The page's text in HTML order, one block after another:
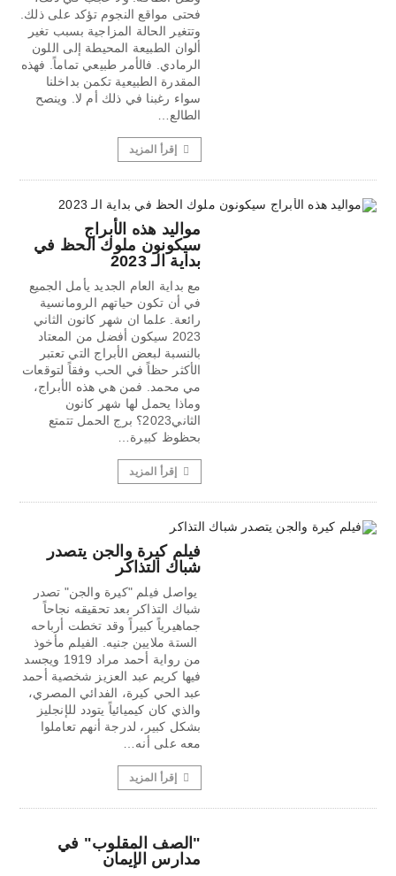
فحتى مواقع النجوم تؤكد على ذلك.
وتتغير الحالة المزاجية بسبب تغير
ألوان الطبيعة المحيطة إلى اللون
الرمادي. فالأمر طبيعي تماماً. فهذه
المقدرة الطبيعية تكمن بداخلنا
سواء رغبنا في ذلك أم لا. وينصح
الطالع…
إقرأ المزيد
مواليد هذه الأبراج
سيكونون ملوك الحظ في
بداية الـ 2023
مع بداية العام الجديد يأمل الجميع
في أن تكون حياتهم الرومانسية
رائعة. علما ان شهر كانون الثاني
2023 سيكون أفضل من المعتاد
بالنسبة لبعض الأبراج التي تعتبر
الأكثر حظاً في الحب وفقاً لتوقعات
مي محمد. فمن هي هذه الأبراج،
وماذا يحمل لها شهر كانون
الثاني2023؟ برج الحمل تتمتع
بحظوظ كبيرة…
إقرأ المزيد
فيلم كيرة والجن يتصدر
شباك التذاكر
يواصل فيلم "كيرة والجن" تصدر
شباك التذاكر بعد تحقيقه نجاحاً
جماهيرياً كبيراً وقد تخطت أرباحه
الستة ملايين جنيه. الفيلم مأخوذ
من رواية ​أحمد مراد​ 1919 ويجسد
فيها كريم عبد العزيز شخصية أحمد
عبد الحي كيرة، الفدائي المصري،
والذي كان كيميائياً يتودد للإنجليز
بشكل كبير، لدرجة أنهم تعاملوا
معه على أنه…
إقرأ المزيد
"الصف المقلوب" في
مدارس الإيمان